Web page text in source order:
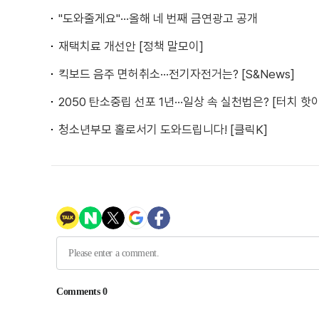
"도와줄게요"···올해 네 번째 금연광고 공개
재택치료 개선안 [정책 말모이]
킥보드 음주 면허취소···전기자전거는? [S&News]
2050 탄소중립 선포 1년···일상 속 실천법은? [터치 핫
청소년부모 홀로서기 도와드립니다! [클릭K]